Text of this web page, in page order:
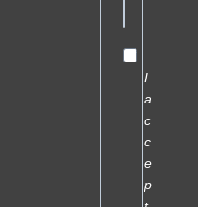
I
a
c
c
e
p